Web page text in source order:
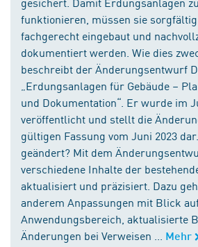
funktionieren, müssen sie sorgfältig
fachgerecht eingebaut und
dokumentiert werden. Wie dies
beschreibt der Änderungsentwurf
„Erdungsanlagen für Gebäude –
und Dokumentation“. Er wurde im
veröffentlicht und stellt die
gültigen Fassung vom Juni 2023
geändert? Mit dem
verschiedene Inhalte der
aktualisiert und präzisiert. Dazu
anderem Anpassungen mit Blick
Anwendungsbereich, aktualisierte
Änderungen bei Verweisen ...
Mehr